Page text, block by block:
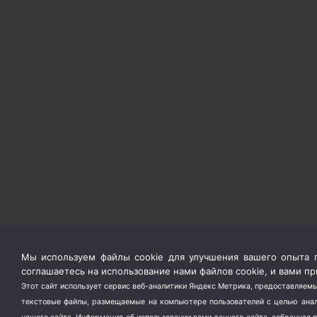
Мы используем файлы cookie для улучшения вашего опыта
соглашаетесь на использование нами файлов cookie, и вами
Этот сайт использует сервис веб-аналитики Яндекс Метрика,
текстовые файлы, размещаемые на компьютере пользователей с целью